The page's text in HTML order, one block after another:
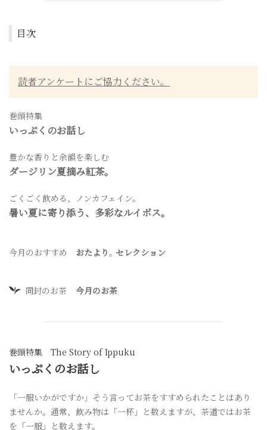
目次
読者アンケートにご協力ください。
巻頭特集
いっぷくのお話し
豊かな香りと余韻を楽しむ
ダージリン夏摘み紅茶。
ごくごく飲める、ノンカフェイン。
暑い夏に寄り添う、多彩なルイボス。
今月のおすすめ おたより。 セレクション
同封のお茶 今月のお茶
巻頭特集 The Story of Ippuku
いっぷくのお話し
「一服いかがですか」そう言ってお茶をすすめられたことはあり
ませんか。通常、飲み物は「一杯」と数えますが、茶道ではお茶
を「一服」と数えます。